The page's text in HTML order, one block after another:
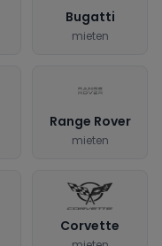
Bugatti
mieten
Range Rover
mieten
Corvette